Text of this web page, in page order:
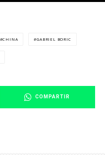
CHINA GABRIEL BORIC
COMPARTIR